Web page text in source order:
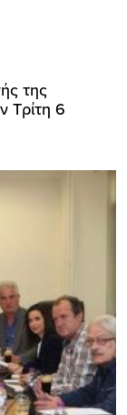
της
Τρίτη 6